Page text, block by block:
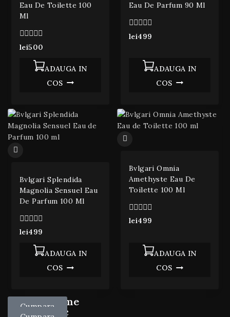
Eau De Toilette 100
Ml
0
lei500
ADAUGA IN
COS
Eau De Parfum 90 Ml
0
lei499
ADAUGA IN
COS
Bvlgari Splendida
Magnolia Sensuel Eau
De Parfum 100 Ml
0
lei499
ADAUGA IN
COS
Bvlgari Omnia
Amethyste Eau De
Toilette 100 Ml
0
lei499
ADAUGA IN
COS
Reducere 20%
Parfum Dame
Cumpara
Nou pe stoc